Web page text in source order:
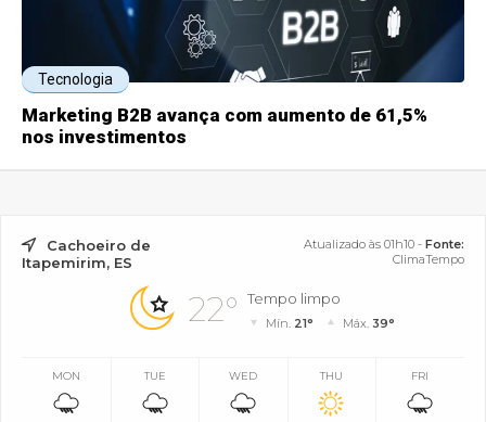
Tecnologia
Marketing B2B avança com aumento de 61,5%
nos investimentos
Cachoeiro de
Itapemirim, ES
Atualizado às 01h10 - Fonte:
ClimaTempo
22° Tempo limpo
Mín. 21° Máx. 39°
MON TUE WED THU FRI